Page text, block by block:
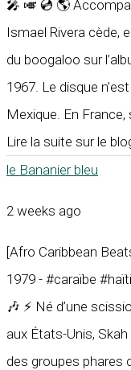
🎤 🎺 💿 🌎
Ismael Rivera cède,
du boogaloo sur
1967. Le disque
Mexique. En France,
Lire la suite sur le
le Bananier bleu
2 weeks ago
[Afro Caribbean
1979 - #caraïbe #haïti
🎶 ⚡ Né d’une
aux États-Unis,
des groupes phares